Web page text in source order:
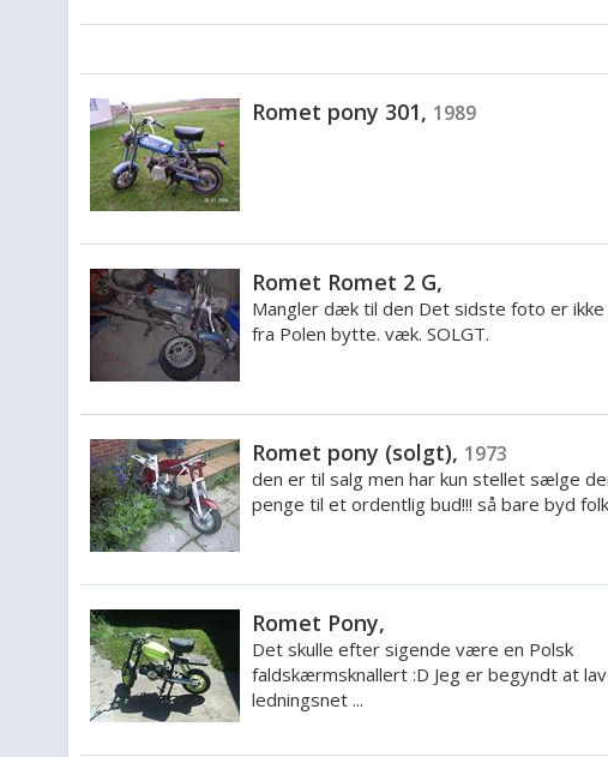
Romet pony 301, 1989
Romet Romet 2 G,
Mangler dæk til den Det sidste foto er ikke
fra Polen bytte. væk. SOLGT.
Romet pony (solgt), 1973
den er til salg men har kun stellet sælge
penge til et ordentlig bud!!! så bare byd
Romet Pony,
Det skulle efter sigende være en Polsk
faldskærmsknallert :D Jeg er begyndt at
ledningsnet ...